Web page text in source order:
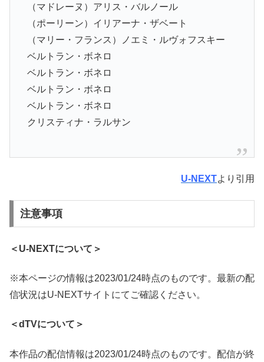
（マドレーヌ）アリス・バルノール
（ポーリーン）イリアーナ・ザベート
（マリー・フランス）ノエミ・ルヴォフスキー
ベルトラン・ボネロ
ベルトラン・ボネロ
ベルトラン・ボネロ
ベルトラン・ボネロ
クリスティナ・ラルサン
U-NEXTより引用
注意事項
＜U-NEXTについて＞
※本ページの情報は2023/01/24時点のものです。最新の配
信状況はU-NEXTサイトにてご確認ください。
＜dTVについて＞
本作品の配信情報は2023/01/24時点のものです。配信が終